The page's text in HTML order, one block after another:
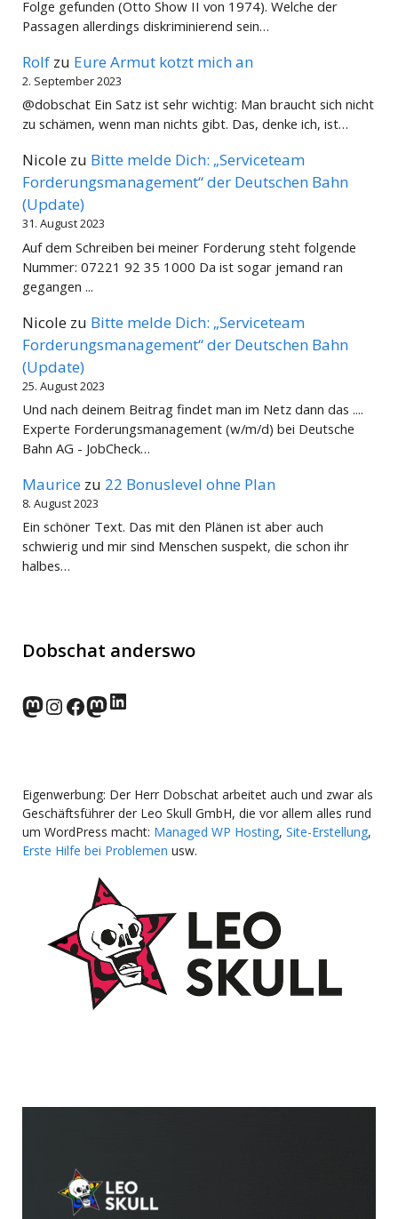
Folge gefunden (Otto Show II von 1974). Welche der
Passagen allerdings diskriminierend sein…
Rolf zu Eure Armut kotzt mich an
2. September 2023
@dobschat Ein Satz ist sehr wichtig: Man braucht sich nicht
zu schämen, wenn man nichts gibt. Das, denke ich, ist…
Nicole zu Bitte melde Dich: „Serviceteam
Forderungsmanagement“ der Deutschen Bahn
(Update)
31. August 2023
Auf dem Schreiben bei meiner Forderung steht folgende
Nummer: 07221 92 35 1000 Da ist sogar jemand ran
gegangen ...
Nicole zu Bitte melde Dich: „Serviceteam
Forderungsmanagement“ der Deutschen Bahn
(Update)
25. August 2023
Und nach deinem Beitrag findet man im Netz dann das ....
Experte Forderungsmanagement (w/m/d) bei Deutsche
Bahn AG - JobCheck…
Maurice zu 22 Bonuslevel ohne Plan
8. August 2023
Ein schöner Text. Das mit den Plänen ist aber auch
schwierig und mir sind Menschen suspekt, die schon ihr
halbes…
Dobschat anderswo
norden.social
Instagram
Facebook
wp-punks.social
LinkedIn
Eigenwerbung: Der Herr Dobschat arbeitet auch und zwar als
Geschäftsführer der Leo Skull GmbH, die vor allem alles rund
um WordPress macht: Managed WP Hosting, Site-Erstellung,
Erste Hilfe bei Problemen usw.